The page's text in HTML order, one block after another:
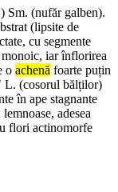
Sm. (nufăr galben).
(lipsite de
cu segmente
monoic, iar înflorirea
o achenă foarte puțin
L. (cosorul bălților)
în ape stagnante
adesea
flori actinomorfe